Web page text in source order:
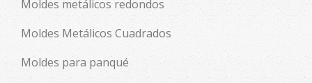
Moldes metálicos redondos
Moldes Metálicos Cuadrados
Moldes para panqué